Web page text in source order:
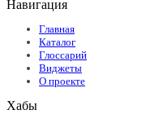
Навигация
Главная
Каталог
Глоссарий
Виджеты
О проекте
Хабы